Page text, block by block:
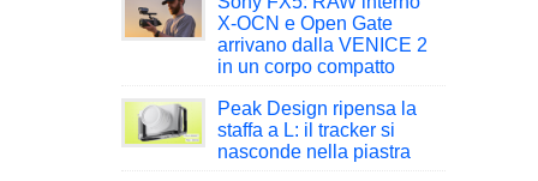
X-OCN e Open Gate
arrivano dalla VENICE 2
in un corpo compatto
Peak Design ripensa la
staffa a L: il tracker si
nasconde nella piastra